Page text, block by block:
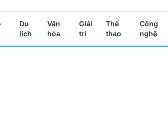
Du
lịch
Văn
hóa
Giải
trí
Thể
thao
Công
nghệ